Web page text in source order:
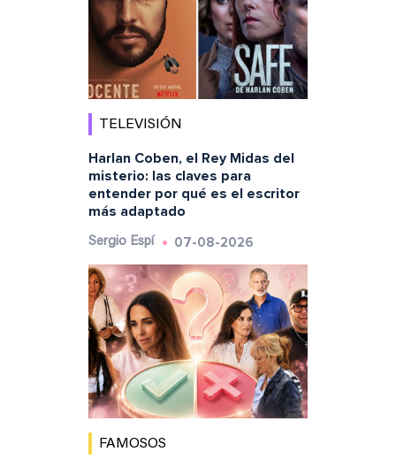
TELEVISIÓN
Harlan Coben, el Rey Midas del
misterio: las claves para
entender por qué es el escritor
más adaptado
Sergio Espí 07-08-2026
FAMOSOS